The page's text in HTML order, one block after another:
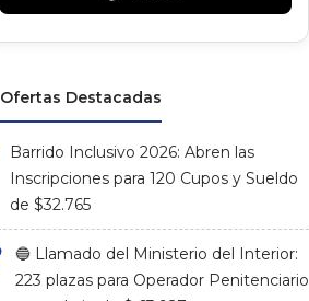
Ofertas Destacadas
Barrido Inclusivo 2026: Abren las
Inscripciones para 120 Cupos y Sueldo
de $32.765
🔵 Llamado del Ministerio del Interior:
223 plazas para Operador Penitenciario